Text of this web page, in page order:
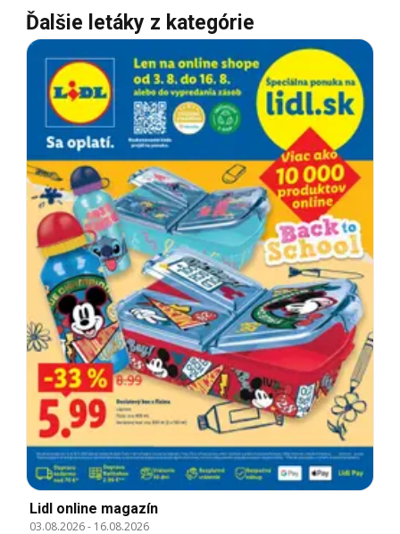
Ďalšie letáky z kategórie
Lidl online magazín
03.08.2026- 16.08.2026